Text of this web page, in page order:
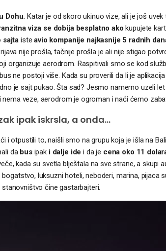
Dohu. Katar je od skoro ukinuo vize, ali je još
viza se dobija besplatno ako kupujete
sajta isteavio kompanije najkasnije 5 radnih
nije prošla, tačnije prošla je ali nije stigao
organizuje aerodrom. Raspitivali smo se kod
ne postoji više. Kada su proverili da li je
je sajt pukao. Šta sad? Jesmo namerno uzeli
veze, aerodrom je ogroman i naći ćemo
ipak iskrsla, a onda…
i otpustili to, naišli smo na grupu koja je išla na
da busipak i dalje ide i da je cena oko 11
kada su svetla blještala na sve strane, a skupi
luksuzni hoteli, neboderi, marina, pijaca
čine gastarbajteri.